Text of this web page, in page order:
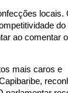
locais.
do
ao comentar
mais caros e